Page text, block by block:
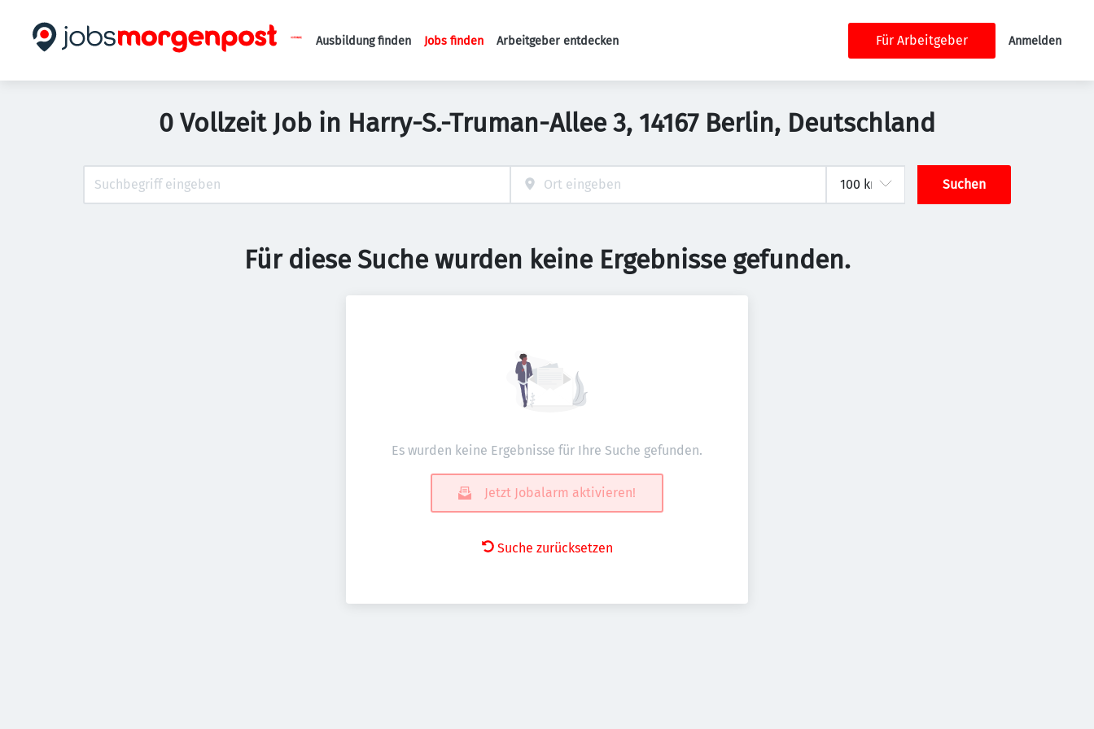
Haupt-Navigation
Ausbildung finden Jobs finden Arbeitgeber entdecken Für Arbeitgeber Anmelden
0 Vollzeit Job in Harry-S.-Truman-Allee 3, 14167 Berlin, Deutschland
Suchen
Für diese Suche wurden keine Ergebnisse gefunden.
Es wurden keine Ergebnisse für Ihre Suche gefunden.
Jetzt Jobalarm aktivieren!
Suche zurücksetzen